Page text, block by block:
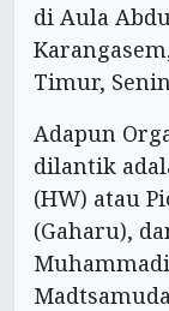
di Aula
Timur,
Adapun
dilantik
(HW) atau
(Gaharu),